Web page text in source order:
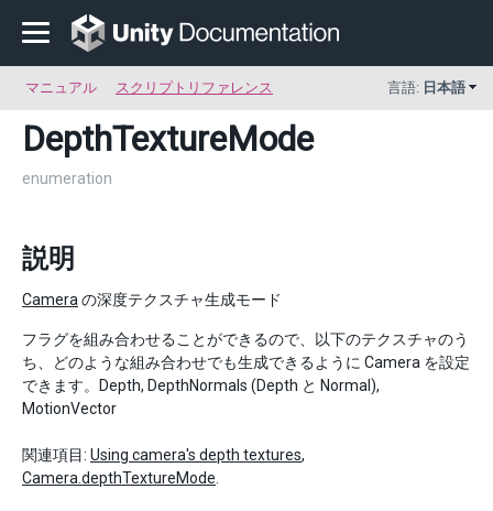
マニュアル スクリプトリファレンス 言語: 日本語
DepthTextureMode
enumeration
説明
Camera の深度テクスチャ生成モード
フラグを組み合わせることができるので、以下のテクスチャのう
ち、どのような組み合わせでも生成できるように Camera を設定
できます。Depth, DepthNormals (Depth と Normal),
MotionVector
関連項目: Using camera's depth textures,
Camera.depthTextureMode